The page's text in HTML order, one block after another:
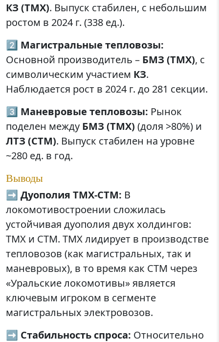
КЗ (ТМХ). Выпуск стабилен, с небольшим
ростом в 2024 г. (338 ед.).
2️⃣ Магистральные тепловозы:
Основной производитель – БМЗ (ТМХ), с
символическим участием КЗ.
Наблюдается рост в 2024 г. до 281 секции.
3️⃣ Маневровые тепловозы: Рынок
поделен между БМЗ (ТМХ) (доля >80%) и
ЛТЗ (СТМ). Выпуск стабилен на уровне
~280 ед. в год.
Выводы
➡️ Дуополия ТМХ-СТМ: В
локомотивостроении сложилась
устойчивая дуополия двух холдингов:
ТМХ и СТМ. ТМХ лидирует в производстве
тепловозов (как магистральных, так и
маневровых), в то время как СТМ через
«Уральские локомотивы» является
ключевым игроком в сегменте
магистральных электровозов.
➡️ Стабильность спроса: Относительно